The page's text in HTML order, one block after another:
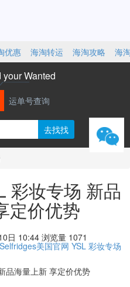
优惠 海淘转运 海淘攻略 海
your Wanted
运单号查询
彩妆专场 新品
定价优势
日 10:44 浏览量 1071
Selfridges美国官网 YSL 彩妆专场
品海量上新 享定价优势